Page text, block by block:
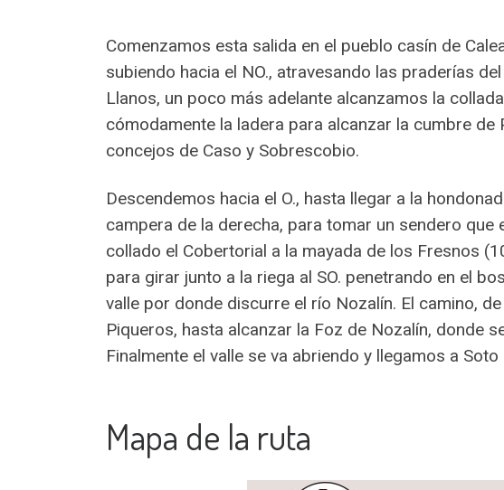
Comenzamos esta salida en el pueblo casín de
subiendo hacia el NO., atravesando las praderías
Llanos, un poco más adelante alcanzamos la
cómodamente la ladera para alcanzar la cumbre
concejos de Caso y Sobrescobio.
Descendemos hacia el O., hasta llegar a la
campera de la derecha, para tomar un sendero
collado el Cobertorial a la mayada de los Fresnos
para girar junto a la riega al SO. penetrando en el
valle por donde discurre el río Nozalín. El camino,
Piqueros, hasta alcanzar la Foz de Nozalín, donde
Finalmente el valle se va abriendo y llegamos a
Mapa de la ruta